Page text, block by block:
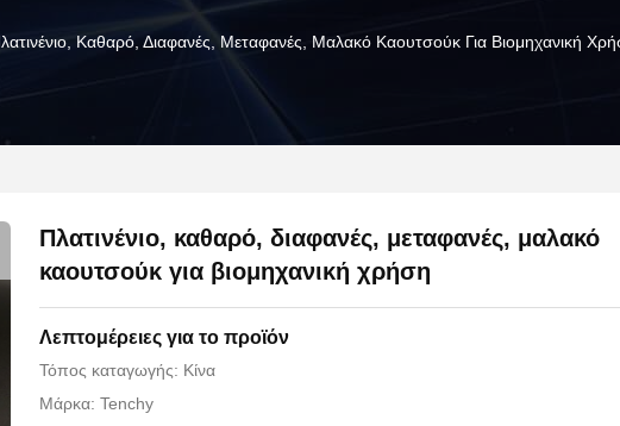
Καθαρό, Διαφανές, Μεταφανές, Μαλακό Καουτσούκ Για Βιομηχανική
Πλατινένιο, καθαρό, διαφανές, μεταφανές, μαλακό
καουτσούκ για βιομηχανική χρήση
Λεπτομέρειες για το προϊόν
Τόπος καταγωγής: Κίνα
Μάρκα: Tenchy